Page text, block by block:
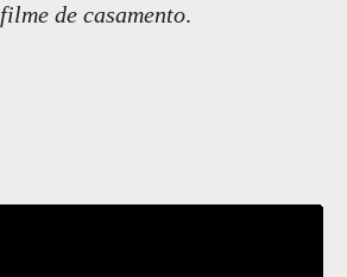
filme de casamento.